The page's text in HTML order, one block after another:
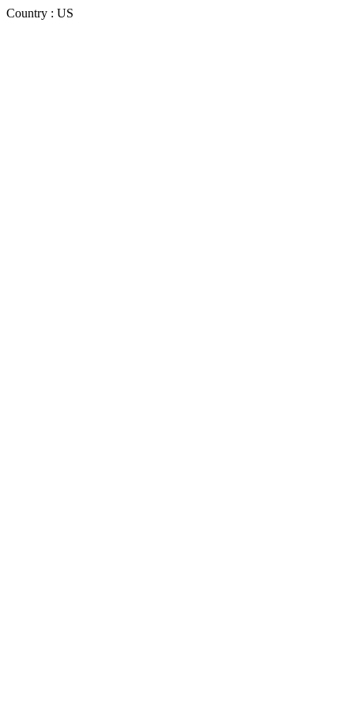
Country : US